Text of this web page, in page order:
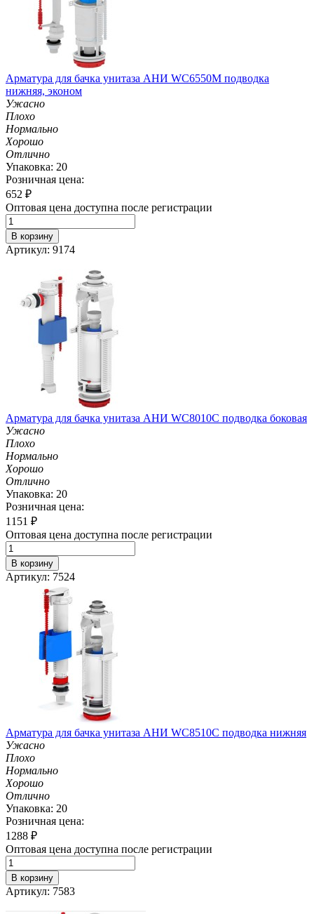
Арматура для бачка унитаза АНИ WC6550M подводка
нижняя, эконом
Ужасно
Плохо
Нормально
Хорошо
Отлично
Упаковка: 20
Розничная цена:
652 ₽
Оптовая цена доступна после регистрации
В корзину
Артикул: 9174
Арматура для бачка унитаза АНИ WC8010C подводка боковая
Ужасно
Плохо
Нормально
Хорошо
Отлично
Упаковка: 20
Розничная цена:
1151 ₽
Оптовая цена доступна после регистрации
В корзину
Артикул: 7524
Арматура для бачка унитаза АНИ WC8510C подводка нижняя
Ужасно
Плохо
Нормально
Хорошо
Отлично
Упаковка: 20
Розничная цена:
1288 ₽
Оптовая цена доступна после регистрации
В корзину
Артикул: 7583